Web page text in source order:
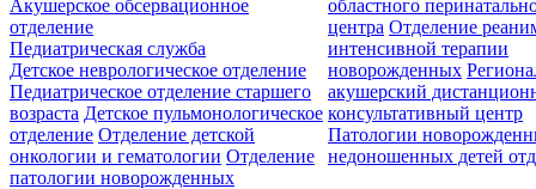
Акушерское обсервационное
отделение
областного
центра Отделение
интенсивной терапии
новорожденных
акушерский
консультативный центр
Патологии
недоношенных детей
Педиатрическая служба
Детское неврологическое отделение
Педиатрическое отделение старшего
возраста Детское пульмонологическое
отделение Отделение детской
онкологии и гематологии Отделение
патологии новорожденных